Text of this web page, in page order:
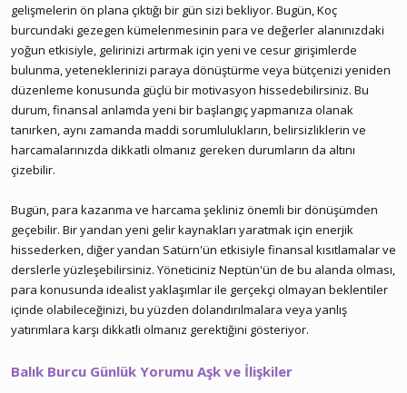
gelişmelerin ön plana çıktığı bir gün sizi bekliyor. Bugün, Koç
burcundaki gezegen kümelenmesinin para ve değerler alanınızdaki
yoğun etkisiyle, gelirinizi artırmak için yeni ve cesur girişimlerde
bulunma, yeteneklerinizi paraya dönüştürme veya bütçenizi yeniden
düzenleme konusunda güçlü bir motivasyon hissedebilirsiniz. Bu
durum, finansal anlamda yeni bir başlangıç yapmanıza olanak
tanırken, aynı zamanda maddi sorumlulukların, belirsizliklerin ve
harcamalarınızda dikkatli olmanız gereken durumların da altını
çizebilir.
Bugün, para kazanma ve harcama şekliniz önemli bir dönüşümden
geçebilir. Bir yandan yeni gelir kaynakları yaratmak için enerjik
hissederken, diğer yandan Satürn'ün etkisiyle finansal kısıtlamalar ve
derslerle yüzleşebilirsiniz. Yöneticiniz Neptün'ün de bu alanda olması,
para konusunda idealist yaklaşımlar ile gerçekçi olmayan beklentiler
içinde olabileceğinizi, bu yüzden dolandırılmalara veya yanlış
yatırımlara karşı dikkatli olmanız gerektiğini gösteriyor.
Balık Burcu Günlük Yorumu Aşk ve İlişkiler